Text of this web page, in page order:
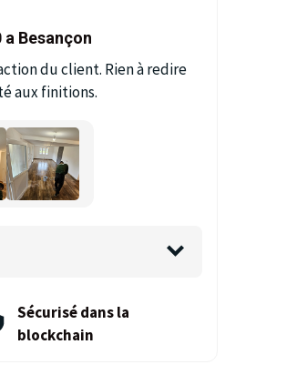
Besançon
du client. Rien à redire
aux finitions.
Sécurisé dans la
blockchain